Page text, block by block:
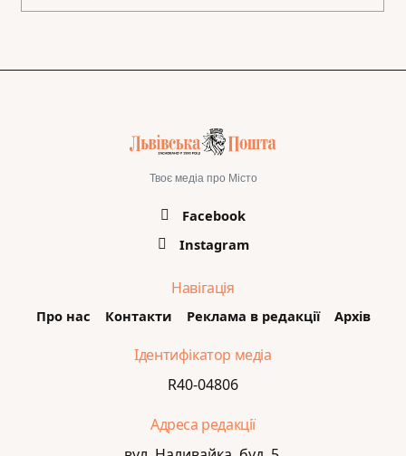
Твоє медіа про Місто
Facebook
Instagram
Навігація
Про нас Контакти Реклама в редакції Архів
Ідентифікатор медіа
R40-04806
Адреса редакції